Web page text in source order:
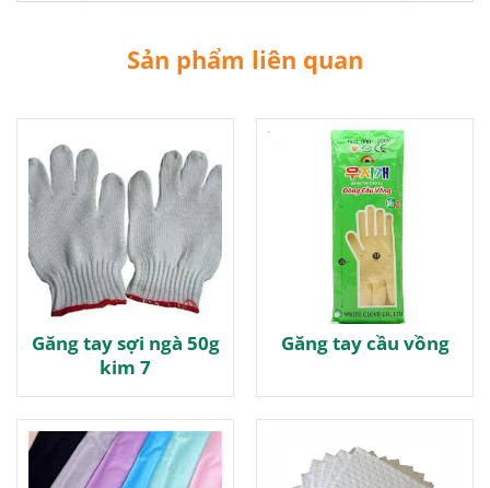
Sản phẩm liên quan
Găng tay sợi ngà 50g
kim 7
Găng tay cầu vồng